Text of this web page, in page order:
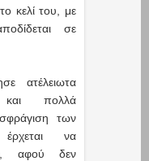
κελί του, με
σε
ατέλειωτα
και πολλά
των
έρχεται να
αφού δεν